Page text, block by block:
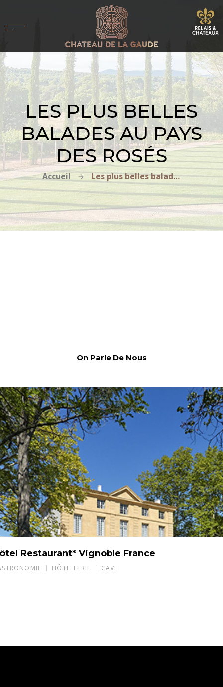
LES PLUS BELLES
BALADES AU PAYS
DES ROSÉS
Accueil Les plus belles balades au pays des rosés
On Parle De Nous
Restaurant* Vignoble France
HÔTELLERIE CAVE